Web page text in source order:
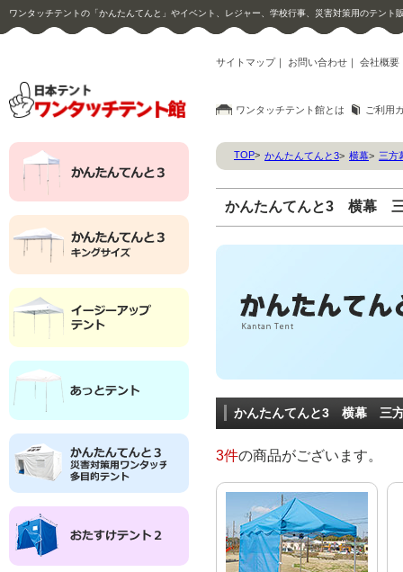
ワンタッチテントの「かんたんてんと」やイベント、レジャー、学校行事、災害対策用のテント
サイトマップ｜ お問い合わせ ｜ 会社概要
ワンタッチテント館とは ご利用
TOP> かんたんてんと3> 横幕> 三方
かんたんてんと3 横幕
かんたんてんと3 横幕 三
3件の商品がございます。